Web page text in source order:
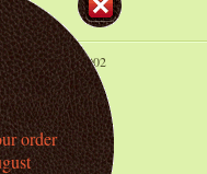
Intézet, 2002
order